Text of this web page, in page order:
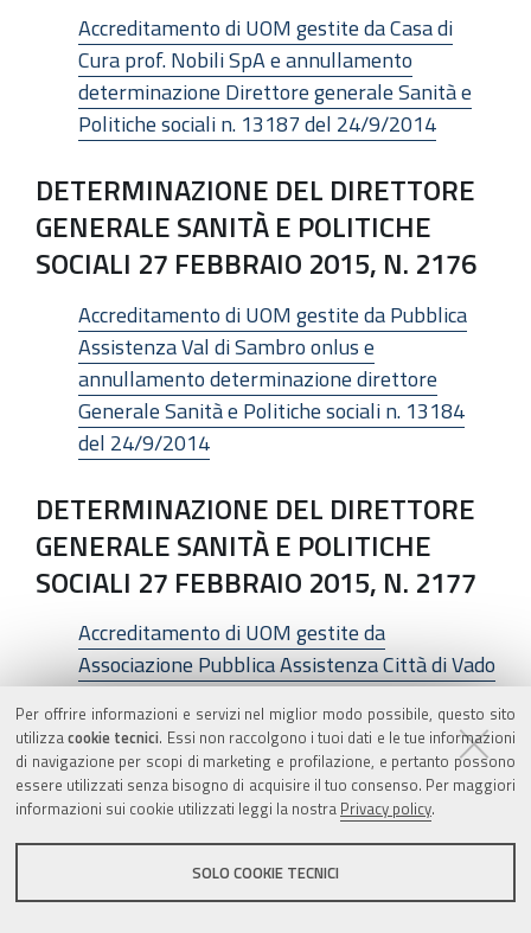
Per offrire informazioni e servizi nel miglior modo possibile, questo sito
utilizzacookie tecnici. Essi non raccolgono i tuoi dati e le tue informazioni
di navigazione per scopi di marketing e profilazione, e pertanto possono
essere utilizzati senza bisogno di acquisire il tuo consenso. Per maggiori
informazioni sui cookie utilizzati leggi la nostra Privacy policy.
SOLO COOKIE TECNICI
Accreditamento di UOM gestite da Casa di
Cura prof. Nobili SpA e annullamento
determinazione Direttore generale Sanità e
Politiche sociali n. 13187 del 24/9/2014
DETERMINAZIONE DEL DIRETTORE
GENERALE SANITÀ E POLITICHE
SOCIALI 27 FEBBRAIO 2015, N. 2176
Accreditamento di UOM gestite da Pubblica
Assistenza Val di Sambro onlus e
annullamento determinazione direttore
Generale Sanità e Politiche sociali n. 13184
del 24/9/2014
DETERMINAZIONE DEL DIRETTORE
GENERALE SANITÀ E POLITICHE
SOCIALI 27 FEBBRAIO 2015, N. 2177
Accreditamento di UOM gestite da
Associazione Pubblica Assistenza Città di Vado
e annullamento determinazione Direttore
generale Sanità e Politiche sociali n.13183 del
24/9/2014
DETERMINAZIONE DEL DIRETTORE
GENERALE SANITÀ E POLITICHE
SOCIALI 27 FEBBRAIO 2015, N. 2178